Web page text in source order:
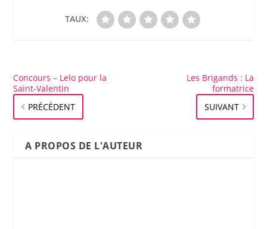
TAUX:
Concours – Lelo pour la
Saint-Valentin
PRÉCÉDENT
Les Brigands : La
formatrice
SUIVANT
A PROPOS DE L'AUTEUR